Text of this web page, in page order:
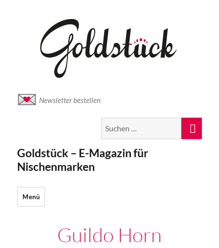
Newsletter bestellen
nach:
Goldstück – E-Magazin für
Nischenmarken
Menü
Guildo Horn